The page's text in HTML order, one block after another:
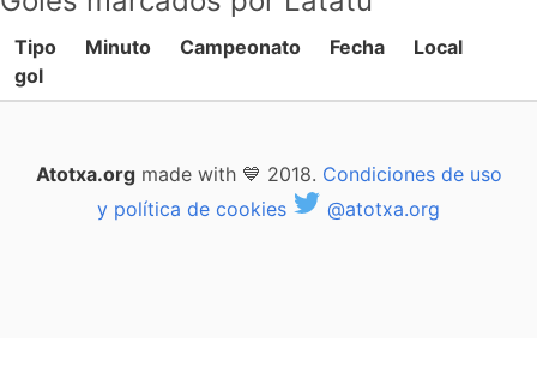
Tipo
gol
Minuto Campeonato Fecha Local
Atotxa.orgmade with 💙 2018. Condiciones de uso
y política de cookies
@atotxa.org